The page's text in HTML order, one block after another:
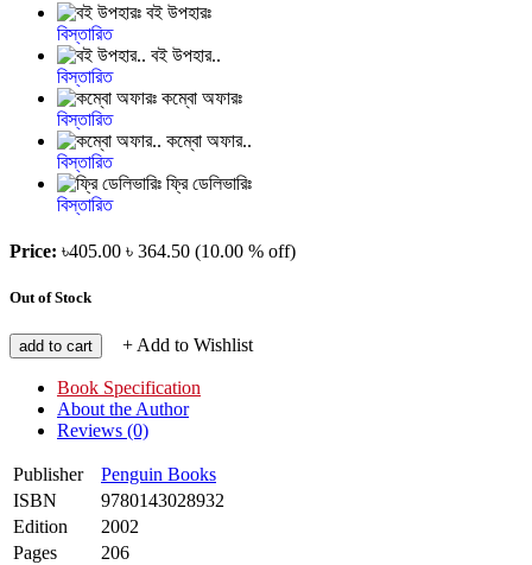
বই উপহারঃ
বিস্তারিত
বই উপহার..
বিস্তারিত
কম্বো অফারঃ
বিস্তারিত
কম্বো অফার..
বিস্তারিত
ফ্রি ডেলিভারিঃ
বিস্তারিত
Price: ৳405.00 ৳ 364.50 (10.00 % off)
Out of Stock
add to cart + Add to Wishlist
Book Specification
About the Author
Reviews (0)
Publisher
Penguin Books
ISBN
9780143028932
Edition
2002
Pages
206